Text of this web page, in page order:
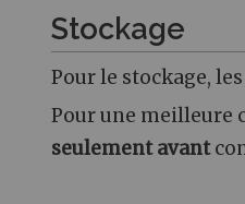
Stockage
Pour le stockage,
Pour une meilleure
seulement avant